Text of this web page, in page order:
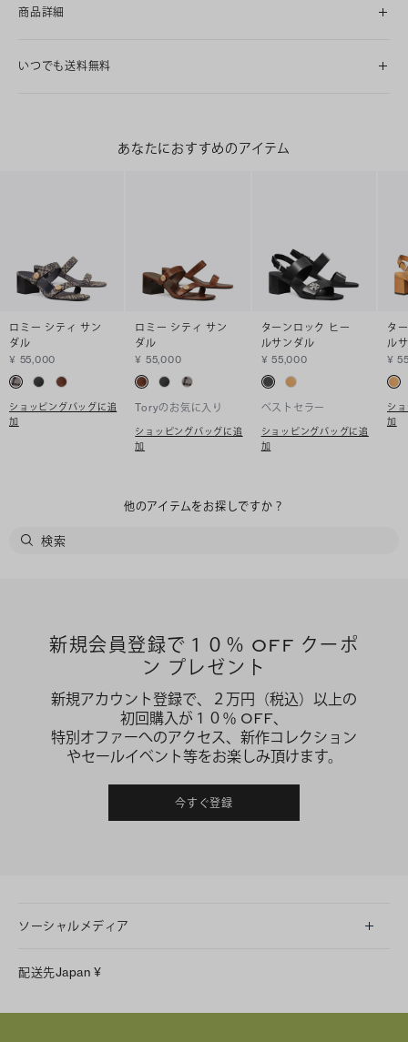
商品詳細
いつでも送料無料
あなたにおすすめのアイテム
ロミー シティ サン
ダル
¥ 55,000
ショッピングバッグに追
加
ロミー シティ サン
ダル
¥ 55,000
Toryのお気に入り
ショッピングバッグに追
加
ターンロック ヒー
ルサンダル
¥ 55,000
ベストセラー
ショッピングバッグに追
加
タ
ル
¥
シ
加
他のアイテムをお探しですか？
新規会員登録で１０％ OFF クーポ
ン プレゼント
新規アカウント登録で、２万円（税込）以上の
初回購入が１０％ OFF、
特別オファーへのアクセス、新作コレクション
やセールイベント等をお楽しみ頂けます。
今すぐ登録
ソーシャルメディア
Facebook
配送先Japan ¥